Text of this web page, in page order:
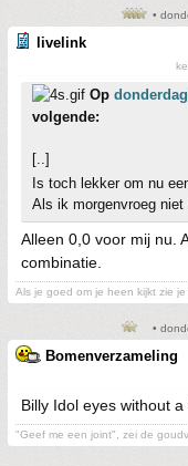
•
livelink
Op
volgende:
[..]
Is toch lekker om nu
Als ik morgenvroeg
Alleen 0,0 voor mij nu.
combinatie.
Als je goed om je heen kijkt zie je
•
Bomenverzameling
Billy Idol eyes without a
"Geef me een joint", zei de